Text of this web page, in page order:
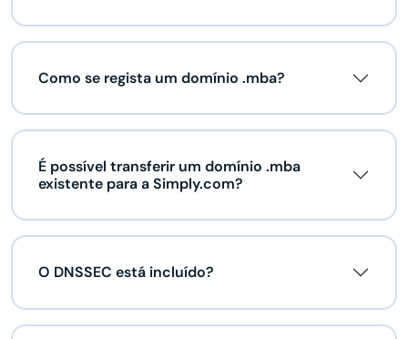
Como se regista um domínio .mba?
É possível transferir um domínio .mba
existente para a Simply.com?
O DNSSEC está incluído?